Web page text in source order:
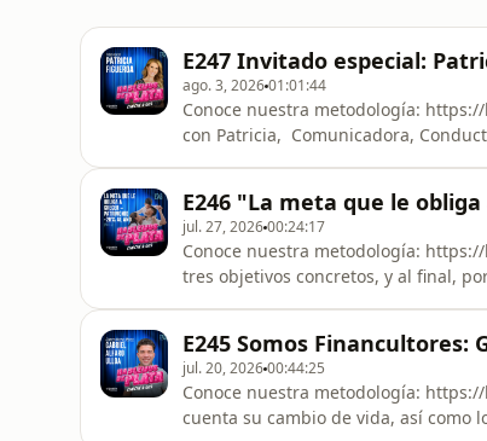
E247 Invitado especial:
ago. 3, 202601:01:44
Conoce nuestra metodología:
con Patricia, Comunicadora,
exitoso. - Cuáles enseñanzas desea
E246 "La meta que le
jul. 27, 202600:24:17
Conoce nuestra metodología:
tres objetivos concretos, y al final,
https://www.youtube.com/
E245 Somos Financultores:
jul. 20, 202600:44:25
Conoce nuestra metodología:
cuenta su cambio de vida, así como